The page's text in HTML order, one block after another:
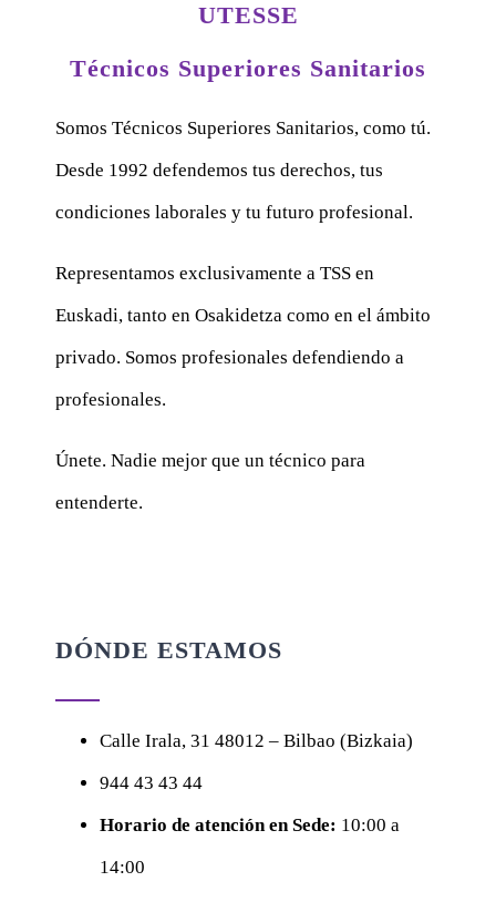
UTESSE
Técnicos Superiores Sanitarios
Somos Técnicos Superiores Sanitarios, como tú.
Desde 1992 defendemos tus derechos, tus
condiciones laborales y tu futuro profesional.
Representamos exclusivamente a TSS en
Euskadi, tanto en Osakidetza como en el ámbito
privado. Somos profesionales defendiendo a
profesionales.
Únete. Nadie mejor que un técnico para
entenderte.
DÓNDE ESTAMOS
Calle Irala, 31 48012 – Bilbao (Bizkaia)
944 43 43 44
Horario de atención en Sede: 10:00 a
14:00